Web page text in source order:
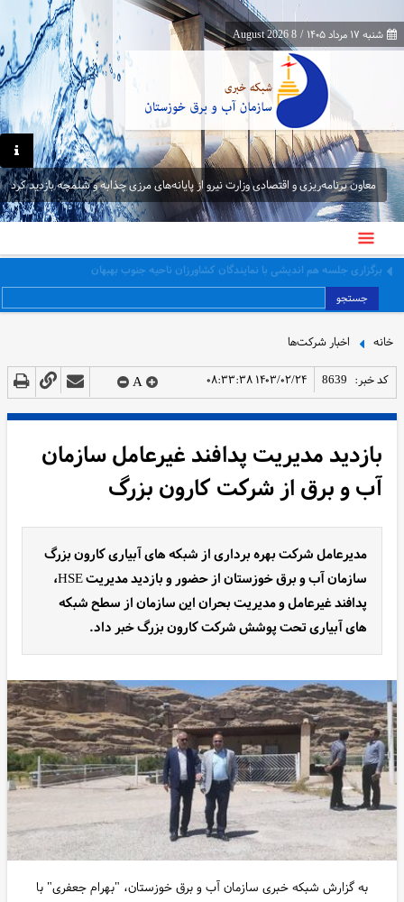
شنبه ۱۷ مرداد ۱۴۰۵ /
8 August 2026
معاون برنامه‌ریزی و اقتصادی وزارت نیرو از پایانه‌های مرزی چذابه و شلمچه بازدید کرد
معاون برنامه‌ریزی و اقتصادی وزارت نیرو از پایانه‌های مرزی چذابه و شلمچه بازدید کرد
جستجو
خانه اخبار شرکت‌ها
کد خبر: 8639 ۱۴۰۳/۰۲/۲۴ ۰۸:۳۳:۳۸ A
بازدید مدیریت پدافند غیرعامل سازمان
آب و برق از شرکت کارون بزرگ
مدیرعامل شرکت بهره برداری از شبکه های آبیاری کارون بزرگ
سازمان آب و برق خوزستان از حضور و بازدید مدیریت HSE،
پدافند غیرعامل و مدیریت بحران این سازمان از سطح شبکه
های آبیاری تحت پوشش شرکت کارون بزرگ خبر داد.
به گزارش شبکه خبری سازمان آب و برق خوزستان، "بهرام جعفری" با